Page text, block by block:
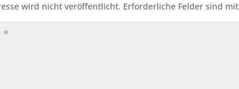
wird nicht veröffentlicht. Erforderliche Felder sind mit